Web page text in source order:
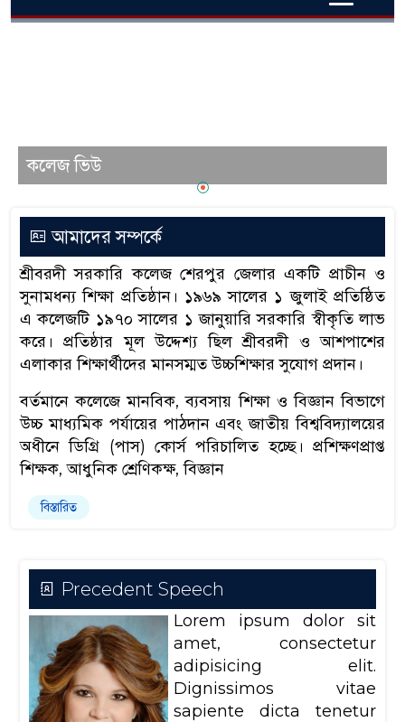
কলেজ ভিউ
আমাদের সম্পর্কে
শ্রীবরদী সরকারি কলেজ শেরপুর জেলার একটি প্রাচীন ও
সুনামধন্য শিক্ষা প্রতিষ্ঠান। ১৯৬৯ সালের ১ জুলাই প্রতিষ্ঠিত
এ কলেজটি ১৯৭০ সালের ১ জানুয়ারি সরকারি স্বীকৃতি লাভ
করে। প্রতিষ্ঠার মূল উদ্দেশ্য ছিল শ্রীবরদী ও আশপাশের
এলাকার শিক্ষার্থীদের মানসম্মত উচ্চশিক্ষার সুযোগ প্রদান।
বর্তমানে কলেজে মানবিক, ব্যবসায় শিক্ষা ও বিজ্ঞান বিভাগে
উচ্চ মাধ্যমিক পর্যায়ের পাঠদান এবং জাতীয় বিশ্ববিদ্যালয়ের
অধীনে ডিগ্রি (পাস) কোর্স পরিচালিত হচ্ছে। প্রশিক্ষণপ্রাপ্ত
শিক্ষক, আধুনিক শ্রেণিকক্ষ, বিজ্ঞান
বিস্তারিত
Precedent Speech
Lorem ipsum dolor sit
amet, consectetur
adipisicing elit.
Dignissimos vitae
sapiente dicta tenetur